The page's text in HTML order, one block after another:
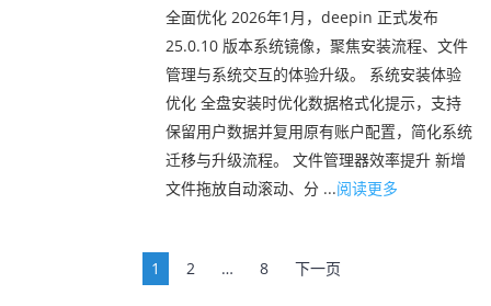
全面优化 2026年1月，deepin 正式发布
25.0.10 版本系统镜像，聚焦安装流程、文件
管理与系统交互的体验升级。 系统安装体验
优化 全盘安装时优化数据格式化提示，支持
保留用户数据并复用原有账户配置，简化系统
迁移与升级流程。 文件管理器效率提升 新增
文件拖放自动滚动、分 ...阅读更多
1 2 … 8 下一页